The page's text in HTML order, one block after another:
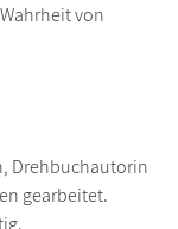
von
Drehbuchautorin
gearbeitet.